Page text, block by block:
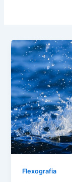
Flexografia